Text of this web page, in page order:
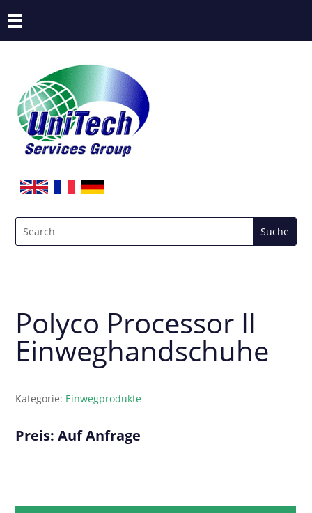
Polyco Processor II
Einweghandschuhe
Kategorie: Einwegprodukte
Preis: Auf Anfrage